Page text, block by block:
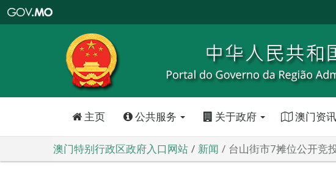
特
政
区
政
口
主页 公共服务 关于政府 澳门资讯
澳门特别行政区政府入口网站 新闻 台山街市7摊位公开竞